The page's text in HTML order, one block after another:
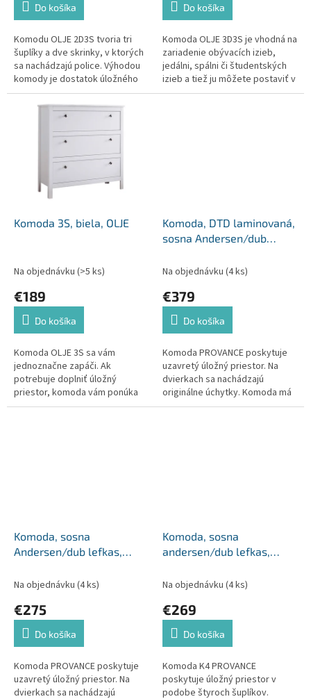
Do košíka
Komodu OLJE 2D3S tvoria tri
šuplíky a dve skrinky, v ktorých
sa nachádzajú police. Výhodou
komody je dostatok úložného
priestoru, čo vám bude určite
vyhovovať. Materiál:...
Do košíka
Komoda OLJE 3D3S je vhodná na
zariadenie obývacích izieb,
jedálni, spálni či študentských
izieb a tiež ju môžete postaviť v
predsieni, kde svojou
Komoda 3S, biela, OLJE
Na objednávku (>5 ks)
€189
Do košíka
Komoda OLJE 3S sa vám
jednoznačne zapáči. Ak
potrebuje doplniť úložný
priestor, komoda vám ponúka
tri priestranné šuplíky, ktoré
Komoda, DTD laminovaná,
sosna Andersen/dub
Na objednávku (4 ks)
€379
Do košíka
Komoda PROVANCE poskytuje
uzavretý úložný priestor. Na
dvierkach sa nachádzajú
originálne úchytky. Komoda má
tri šuplíky. Materiál: laminovaná
Komoda, sosna
Andersen/dub lefkas,
Na objednávku (4 ks)
€275
Do košíka
Komoda PROVANCE poskytuje
uzavretý úložný priestor. Na
dvierkach sa nachádzajú
Komoda, sosna
andersen/dub lefkas,
Na objednávku (4 ks)
€269
Do košíka
Komoda K4 PROVANCE
poskytuje úložný priestor v
podobe štyroch šuplíkov.